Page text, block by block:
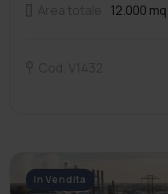
12.000 mq
In Vendita